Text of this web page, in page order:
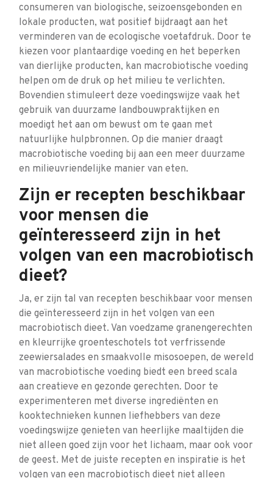
consumeren van biologische, seizoensgebonden en
lokale producten, wat positief bijdraagt aan het
verminderen van de ecologische voetafdruk. Door te
kiezen voor plantaardige voeding en het beperken
van dierlijke producten, kan macrobiotische voeding
helpen om de druk op het milieu te verlichten.
Bovendien stimuleert deze voedingswijze vaak het
gebruik van duurzame landbouwpraktijken en
moedigt het aan om bewust om te gaan met
natuurlijke hulpbronnen. Op die manier draagt
macrobiotische voeding bij aan een meer duurzame
en milieuvriendelijke manier van eten.
Zijn er recepten beschikbaar
voor mensen die
geïnteresseerd zijn in het
volgen van een macrobiotisch
dieet?
Ja, er zijn tal van recepten beschikbaar voor mensen
die geïnteresseerd zijn in het volgen van een
macrobiotisch dieet. Van voedzame granengerechten
en kleurrijke groenteschotels tot verfrissende
zeewiersalades en smaakvolle misosoepen, de wereld
van macrobiotische voeding biedt een breed scala
aan creatieve en gezonde gerechten. Door te
experimenteren met diverse ingrediënten en
kooktechnieken kunnen liefhebbers van deze
voedingswijze genieten van heerlijke maaltijden die
niet alleen goed zijn voor het lichaam, maar ook voor
de geest. Met de juiste recepten en inspiratie is het
volgen van een macrobiotisch dieet niet alleen